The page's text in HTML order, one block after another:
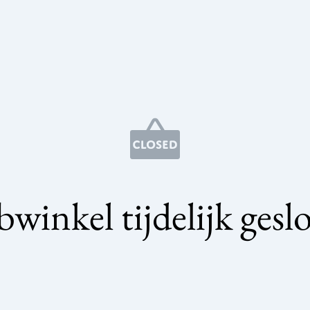
tijdelijk